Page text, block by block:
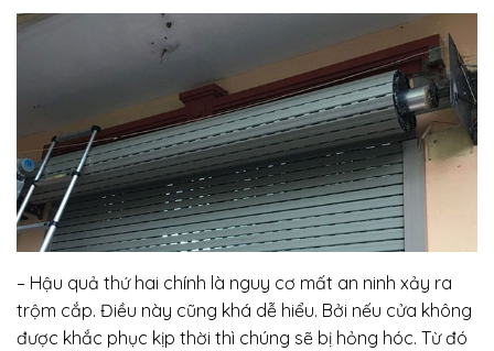
– Hậu quả thứ hai chính là nguy cơ mất an ninh xảy ra
trộm cắp. Điều này cũng khá dễ hiểu. Bởi nếu cửa không
được khắc phục kịp thời thì chúng sẽ bị hỏng hóc. Từ đó